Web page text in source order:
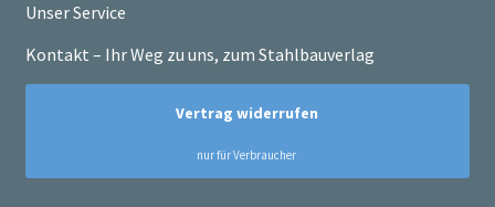
Unser Service
Kontakt – Ihr Weg zu uns, zum Stahlbauverlag